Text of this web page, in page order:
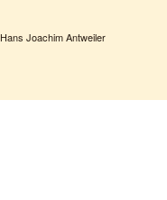
Hans Joachim Antweiler